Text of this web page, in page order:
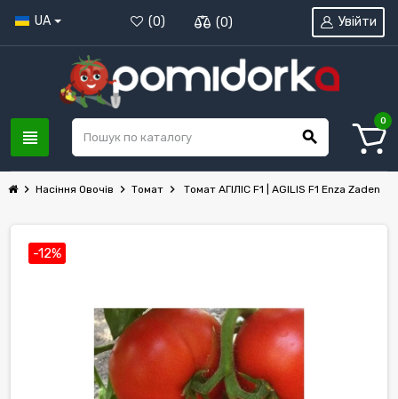
UA (0) (0)
view_headline search
Увійти
0
chevron_right Насіння Овочів chevron_right Томат chevron_right Томат АГІЛІС F1 | AGILIS F1 Enza Zaden
-12%